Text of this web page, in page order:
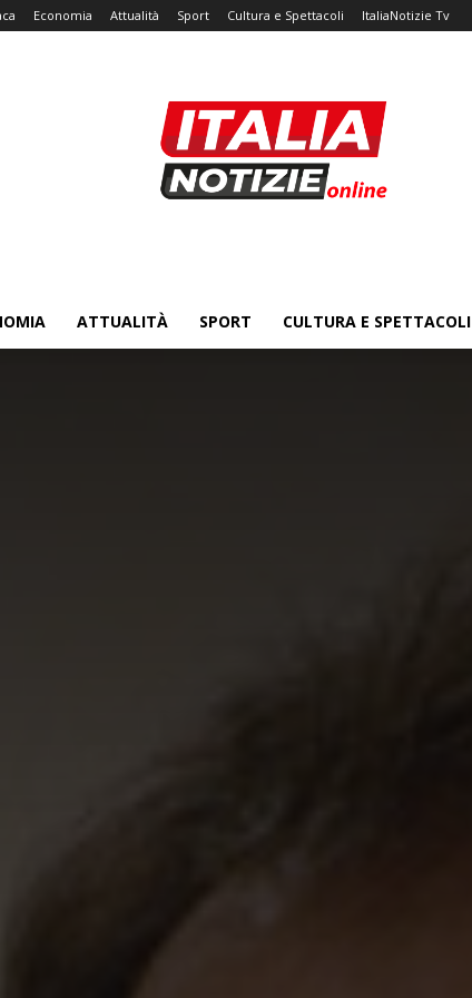
Economia Attualità Sport Cultura e Spettacoli ItaliaNotizie Tv
ATTUALITÀ SPORT CULTURA E SPETTACOLI